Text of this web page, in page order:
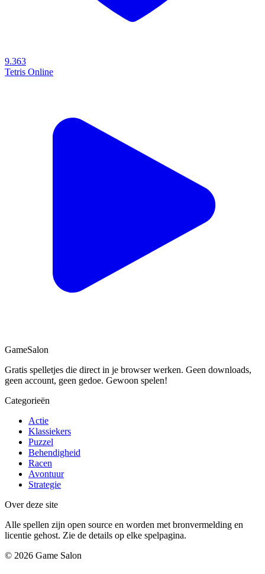
9.363
Tetris Online
GameSalon
Gratis spelletjes die direct in je browser werken. Geen downloads,
geen account, geen gedoe. Gewoon spelen!
Categorieën
Actie
Klassiekers
Puzzel
Behendigheid
Racen
Avontuur
Strategie
Over deze site
Alle spellen zijn open source en worden met bronvermelding en
licentie gehost. Zie de details op elke spelpagina.
© 2026 Game Salon